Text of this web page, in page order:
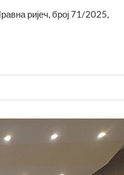
ријеч, број 71/2025,